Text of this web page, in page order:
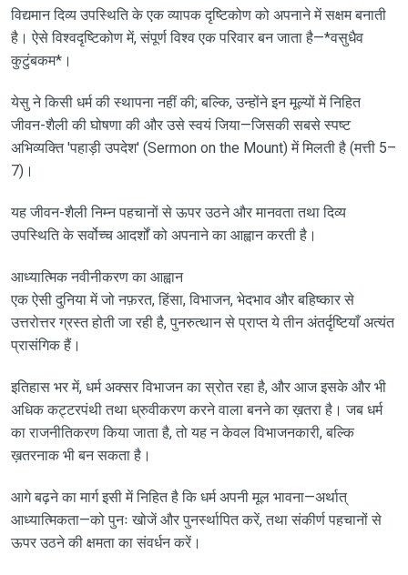
विद्यमान दिव्य उपस्थिति के एक व्यापक दृष्टिकोण को अपनाने में सक्षम बनाती
है। ऐसे विश्वदृष्टिकोण में, संपूर्ण विश्व एक परिवार बन जाता है—*वसुधैव
कुटुंबकम*।
येसु ने किसी धर्म की स्थापना नहीं की; बल्कि, उन्होंने इन मूल्यों में निहित
जीवन-शैली की घोषणा की और उसे स्वयं जिया—जिसकी सबसे स्पष्ट
अभिव्यक्ति 'पहाड़ी उपदेश' (Sermon on the Mount) में मिलती है (मत्ती 5–
7)।
यह जीवन-शैली निम्न पहचानों से ऊपर उठने और मानवता तथा दिव्य
उपस्थिति के सर्वोच्च आदर्शों को अपनाने का आह्वान करती है।
आध्यात्मिक नवीनीकरण का आह्वान
एक ऐसी दुनिया में जो नफ़रत, हिंसा, विभाजन, भेदभाव और बहिष्कार से
उत्तरोत्तर ग्रस्त होती जा रही है, पुनरुत्थान से प्राप्त ये तीन अंतर्दृष्टियाँ अत्यंत
प्रासंगिक हैं।
इतिहास भर में, धर्म अक्सर विभाजन का स्रोत रहा है, और आज इसके और भी
अधिक कट्टरपंथी तथा ध्रुवीकरण करने वाला बनने का ख़तरा है। जब धर्म
का राजनीतिकरण किया जाता है, तो यह न केवल विभाजनकारी, बल्कि
ख़तरनाक भी बन सकता है।
आगे बढ़ने का मार्ग इसी में निहित है कि धर्म अपनी मूल भावना—अर्थात्
आध्यात्मिकता—को पुनः खोजें और पुनर्स्थापित करें, तथा संकीर्ण पहचानों से
ऊपर उठने की क्षमता का संवर्धन करें।